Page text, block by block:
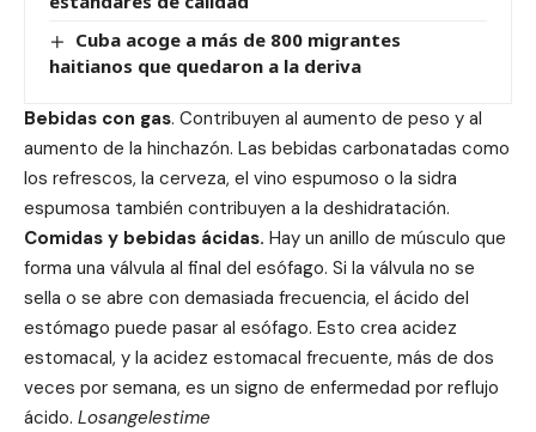
Cuba acoge a más de 800 migrantes
haitianos que quedaron a la deriva
Bebidas con gas. Contribuyen al aumento de peso y al
aumento de la hinchazón. Las bebidas carbonatadas como
los refrescos, la cerveza, el vino espumoso o la sidra
espumosa también contribuyen a la deshidratación.
Comidas y bebidas ácidas. Hay un anillo de músculo que
forma una válvula al final del esófago. Si la válvula no se
sella o se abre con demasiada frecuencia, el ácido del
estómago puede pasar al esófago. Esto crea acidez
estomacal, y la acidez estomacal frecuente, más de dos
veces por semana, es un signo de enfermedad por reflujo
ácido. Losangelestime